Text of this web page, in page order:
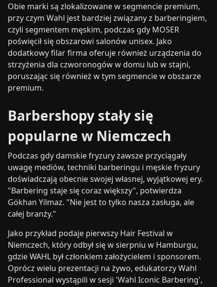
Obie marki są zlokalizowane w segmencie premium,
przy czym Wahl jest bardziej związany z barberingiem,
czyli segmentem męskim, podczas gdy MOSER
poświęcił się obszarowi salonów unisex. Jako
dodatkowy filar firma oferuje również urządzenia do
strzyżenia dla czworonogów w domu lub w stajni,
poruszając się również w tym segmencie w obszarze
premium.
Barbershopy stały się
popularne w Niemczech
Podczas gdy damskie fryzury zawsze przyciągały
uwagę mediów, techniki barberingu i męskie fryzury
doświadczają obecnie swojej własnej, wyjątkowej ery.
"Barbering staje się coraz większy", potwierdza
Gökhan Yilmaz. "Nie jest to tylko nasza zasługa, ale
całej branży."
Jako przykład podaje pierwszy Hair Festival w
Niemczech, który odbył się w sierpniu w Hamburgu,
gdzie WAHL był członkiem założycielem i sponsorem.
Oprócz wielu prezentacji na żywo, edukatorzy Wahl
Professional wystąpili w sesji 'Wahl Iconic Barbering',